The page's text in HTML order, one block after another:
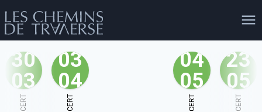
agenda personnes shop
30
03
03
04
04
05
23
05